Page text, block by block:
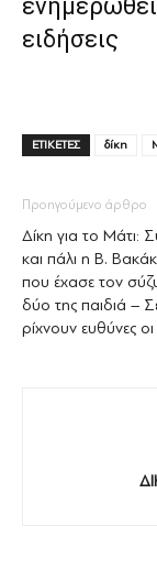
ειδήσεις
ΕΤΙΚΕΤΕΣ δίκη
Προηγούμενο άρθρο
Δίκη για το Μάτι:
και πάλι η Β.
που έχασε τον
δύο της παιδιά –
ρίχνουν ευθύνες